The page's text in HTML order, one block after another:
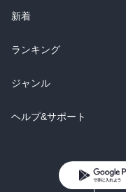
ラノベ
雑誌・グラビア
BL・TL
総合
ラノベ
雑誌・グラビア
BL・TL
新着
総合
ラノベ
雑誌・グラビア
ランキング
総合
ラノベ
ジャンル
コミック
ライトノベル
ヘルプ&サポート
よくあるご質問